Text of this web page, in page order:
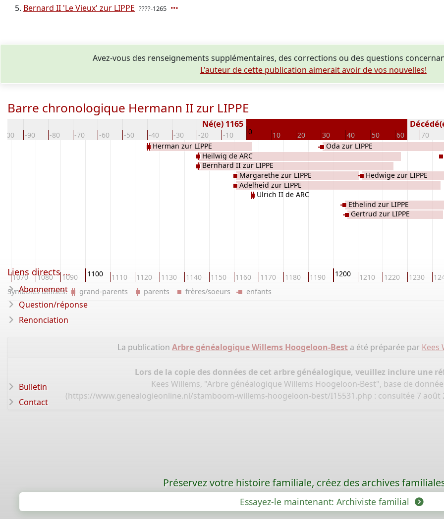
Bernard II 'Le Vieux' zur LIPPE ????-1265
Avez-vous des renseignements supplémentaires, des corrections ou des questions
L'auteur de cette publication aimerait avoir de vos nouvelles!
Barre chronologique Hermann II zur LIPPE
-100 -90 -80 -70 -60 -50 -40 -30 -20 -10 0 10 20 30 40 50 60 70
Né(e) 1165
1070 1080 1090 1100 1110 1120 1130 1140 1150 1160 1170 1180 1190 1200 1210 1220 1230
Herman zur LIPPE
Heilwig de ARC
Bernhard II zur LIPPE
Margarethe zur LIPPE
Adelheid zur LIPPE
Ulrich II de ARC
Oda zur LIPPE
Ethelind zur LIPPE
Gertrud zur LIPPE
Hedwige zur LIPPE
Symboles utilisés: grand-parents parents frères/soeurs enfants
La publication Arbre généalogique Willems Hoogeloon-Besta été préparée par Kees
Lors de la copie des données de cet arbre généalogique, veuillez inclure une
Kees Willems, "Arbre généalogique Willems Hoogeloon-Best", base de
(https://www.genealogieonline.nl/stamboom-willems-hoogeloon-best/I15531.php : consultée 7 août
Liens directs ...
Abonnement
Question/réponse
Renonciation
Bulletin
Contact
Préservez votre histoire familiale, créez des archives
Essayez-le maintenant: Archiviste familial